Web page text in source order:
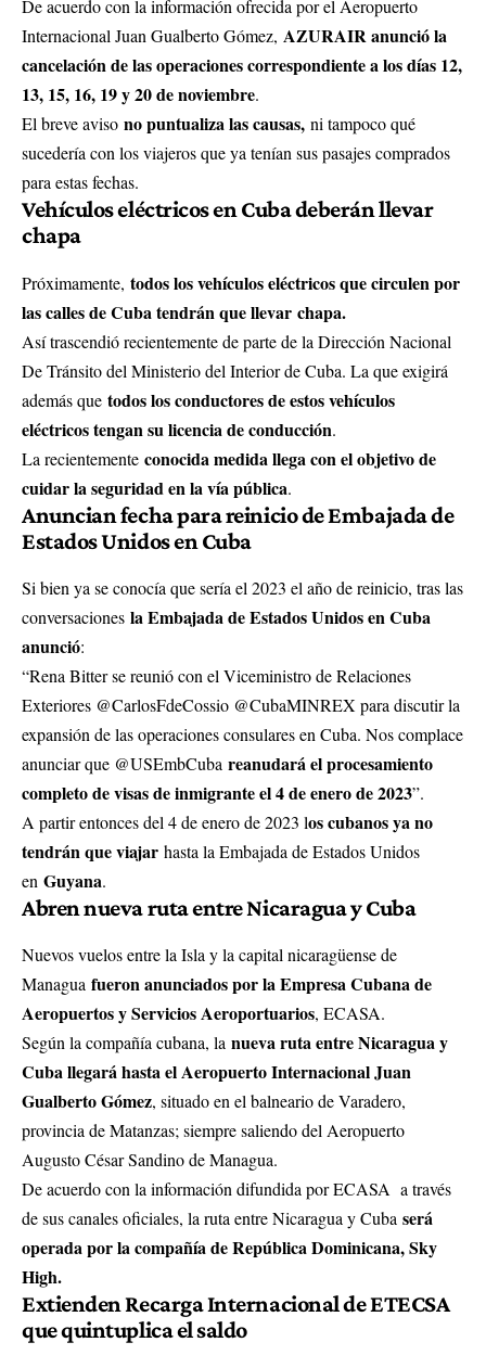
De acuerdo con la información ofrecida por el Aeropuerto
Internacional Juan Gualberto Gómez, AZURAIR anunció la
cancelación de las operaciones correspondiente a los días 12,
13, 15, 16, 19 y 20 de noviembre.
El breve aviso no puntualiza las causas, ni tampoco qué
sucedería con los viajeros que ya tenían sus pasajes comprados
para estas fechas.
Vehículos eléctricos en Cuba deberán llevar
chapa
Próximamente, todos los vehículos eléctricos que circulen por
las calles de Cuba tendrán que llevar chapa.
Así trascendió recientemente de parte de la Dirección Nacional
De Tránsito del Ministerio del Interior de Cuba. La que exigirá
además que todos los conductores de estos vehículos
eléctricos tengan su licencia de conducción.
La recientemente conocida medida llega con el objetivo de
cuidar la seguridad en la vía pública.
Anuncian fecha para reinicio de Embajada de
Estados Unidos en Cuba
Si bien ya se conocía que sería el 2023 el año de reinicio, tras las
conversaciones la Embajada de Estados Unidos en Cuba
anunció:
“Rena Bitter se reunió con el Viceministro de Relaciones
Exteriores @CarlosFdeCossio @CubaMINREX para discutir la
expansión de las operaciones consulares en Cuba. Nos complace
anunciar que @USEmbCuba reanudará el procesamiento
completo de visas de inmigrante el 4 de enero de 2023”.
A partir entonces del 4 de enero de 2023 los cubanos ya no
tendrán que viajar hasta la Embajada de Estados Unidos
en Guyana.
Abren nueva ruta entre Nicaragua y Cuba
Nuevos vuelos entre la Isla y la capital nicaragüense de
Managua fueron anunciados por la Empresa Cubana de
Aeropuertos y Servicios Aeroportuarios, ECASA.
Según la compañía cubana, la nueva ruta entre Nicaragua y
Cuba llegará hasta el Aeropuerto Internacional Juan
Gualberto Gómez, situado en el balneario de Varadero,
provincia de Matanzas; siempre saliendo del Aeropuerto
Augusto César Sandino de Managua.
De acuerdo con la información difundida por ECASA a través
de sus canales oficiales, la ruta entre Nicaragua y Cuba será
operada por la compañía de República Dominicana, Sky
High.
Extienden Recarga Internacional de ETECSA
que quintuplica el saldo